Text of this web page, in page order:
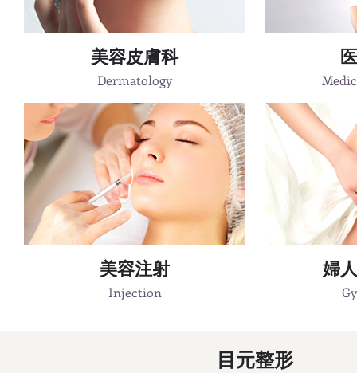
美容皮膚科
Dermatology
美容注射
Injection
婦
目元整形